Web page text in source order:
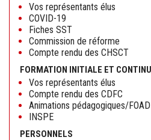
Vos représentants élus
COVID-19
Fiches SST
Commission de réforme
Compte rendu des CHSCT
FORMATION INITIALE ET
Vos représentants élus
Compte rendu des CDFC
Animations pédagogiques/FOAD
INSPE
PERSONNELS